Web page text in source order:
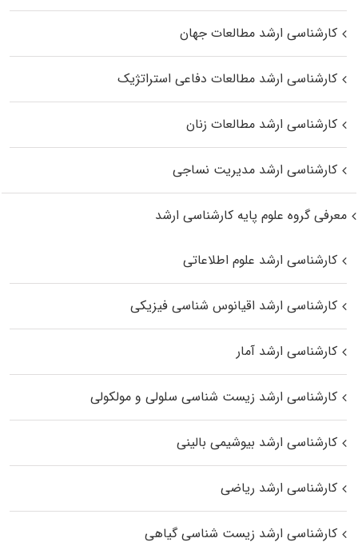
کارشناسی ارشد مطالعات جهان
کارشناسی ارشد مطالعات دفاعی استراتژیک
کارشناسی ارشد مطالعات زنان
کارشناسی ارشد مدیریت نساجی
معرفی گروه علوم پایه کارشناسی ارشد
کارشناسی ارشد علوم اطلاعاتی
کارشناسی ارشد اقیانوس‌ شناسی فیزیکی
کارشناسی ارشد آمار
کارشناسی ارشد زیست شناسی سلولی و مولکولی
کارشناسی ارشد بیوشیمی بالینی
کارشناسی ارشد ریاضی
کارشناسی ارشد زیست‌ شناسی گیاهی